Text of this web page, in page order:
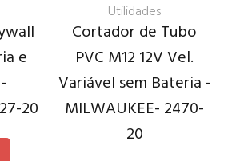
e
20
Utilidades
Cortador de Tubo
PVC M12 12V Vel.
Variável sem Bateria -
MILWAUKEE- 2470-
20